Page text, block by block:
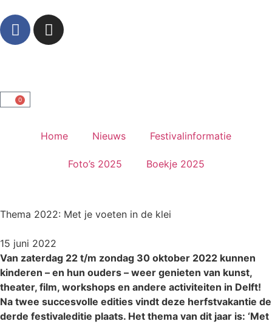
0
Home Nieuws Festivalinformatie
Foto’s 2025 Boekje 2025
Thema 2022: Met je voeten in de klei
15 juni 2022
Van zaterdag 22 t/m zondag 30 oktober 2022 kunnen
kinderen – en hun ouders – weer genieten van kunst,
theater, film, workshops en andere activiteiten in Delft!
Na twee succesvolle edities vindt deze herfstvakantie de
derde festivaleditie plaats. Het thema van dit jaar is: ‘Met